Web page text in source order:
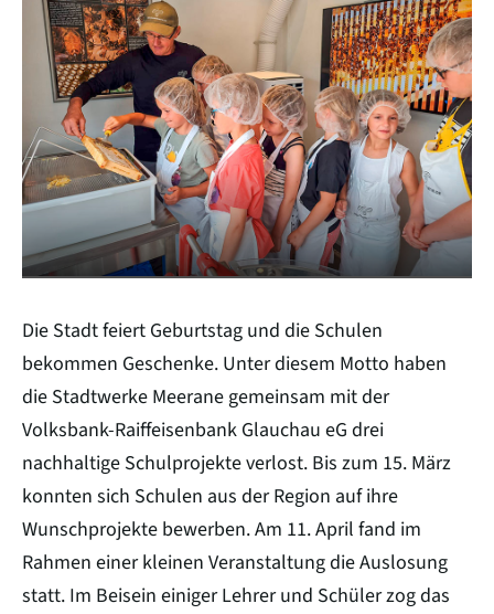
Die Stadt feiert Geburtstag und die Schulen
bekommen Geschenke. Unter diesem Motto haben
die Stadtwerke Meerane gemeinsam mit der
Volksbank-Raiffeisenbank Glauchau eG drei
nachhaltige Schulprojekte verlost. Bis zum 15. März
konnten sich Schulen aus der Region auf ihre
Wunschprojekte bewerben. Am 11. April fand im
Rahmen einer kleinen Veranstaltung die Auslosung
statt. Im Beisein einiger Lehrer und Schüler zog das
Graustufen
Großer Mauszeiger
Lesehilfe
Links unterstreichen
Animationen ausschalten